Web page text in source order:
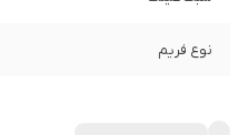
نوع فریم